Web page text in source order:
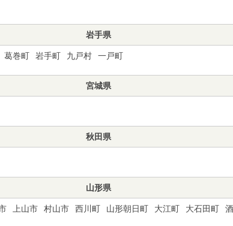
岩手県
葛巻町 岩手町 九戸村 一戸町
宮城県
秋田県
山形県
上山市 村山市 西川町 山形朝日町 大江町 大石田町